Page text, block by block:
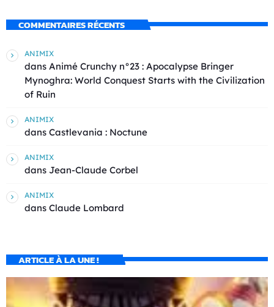
COMMENTAIRES RÉCENTS
ANIMIX
dans Animé Crunchy n°23 : Apocalypse Bringer
Mynoghra: World Conquest Starts with the Civilization
of Ruin
ANIMIX
dans Castlevania : Noctune
ANIMIX
dans Jean-Claude Corbel
ANIMIX
dans Claude Lombard
ARTICLE À LA UNE !